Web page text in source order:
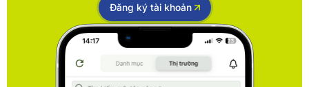
Đăng ký tài khoản